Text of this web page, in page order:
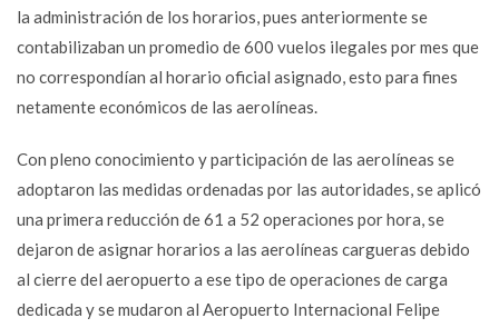
la administración de los horarios, pues anteriormente se
contabilizaban un promedio de 600 vuelos ilegales por mes que
no correspondían al horario oficial asignado, esto para fines
netamente económicos de las aerolíneas.
Con pleno conocimiento y participación de las aerolíneas se
adoptaron las medidas ordenadas por las autoridades, se aplicó
una primera reducción de 61 a 52 operaciones por hora, se
dejaron de asignar horarios a las aerolíneas cargueras debido
al cierre del aeropuerto a ese tipo de operaciones de carga
dedicada y se mudaron al Aeropuerto Internacional Felipe